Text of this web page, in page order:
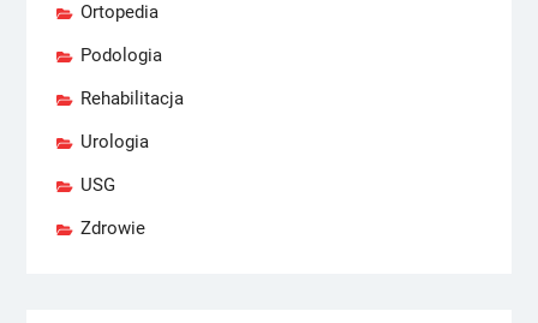
Ortopedia
Podologia
Rehabilitacja
Urologia
USG
Zdrowie